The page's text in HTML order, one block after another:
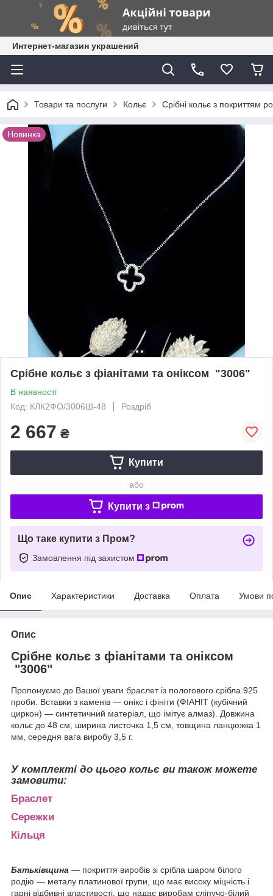
Интернет-магазин украшений
Товари та послуги Кольє Срібні кольє з покриттям
Новинка
Срібне кольє з фіанітами та оніксом "3006"
В наявності
Код: КЛК2ФО/3006Ш-48
Роздріб
2 667 ₴
Купити
або
Купити з
Що таке купити з Пром?
Замовлення під захистом
Опис Характеристики Доставка Оплата Умови
Опис
Срібне кольє з фіанітами та оніксом
"3006"
Пропонуємо до Вашої уваги браслет із пологового срібла 925
проби. Вставки з каменів — онікс і фініти (ФІАНІТ (кубічний
циркон) — синтетичний матеріал, що імітує алмаз). Довжина
кольє до 48 см, ширина листочка 1,5 см, товщина ланцюжка 1
мм, середня вага виробу 3,5 г.
У комплекті до цього кольє ви також можете
замовити:
Браслет
Сережки
Кільця
Батьківщина — покриття виробів зі срібла шаром білого
родію — металу платинової групи, що має високу міцність і
гарні відбивні властивості, що надає виробам сліпучо-білий